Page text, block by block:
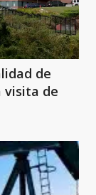
de
visita de